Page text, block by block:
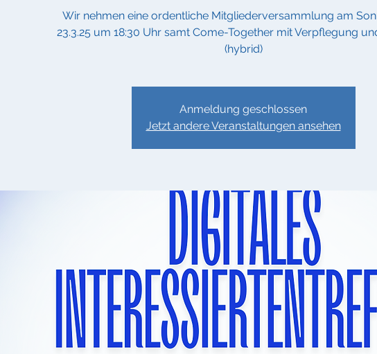
Wir nehmen eine ordentliche Mitgliederversammlung am
23.3.25 um 18:30 Uhr samt Come-Together mit Verpflegung
(hybrid)
Anmeldung geschlossen
Jetzt andere Veranstaltungen ansehen